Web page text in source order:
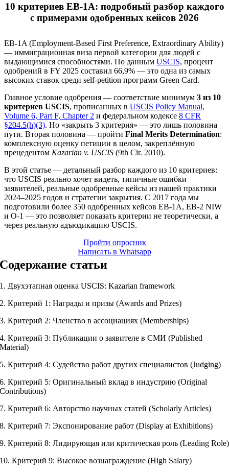
10 критериев EB-1A: подробный разбор каждого
с примерами одобренных кейсов 2026
EB-1A (Employment-Based First Preference, Extraordinary Ability)
— иммиграционная виза первой категории для людей с
выдающимися способностями. По данным USCIS, процент
одобрений в FY 2025 составил 66,9% — это одна из самых
высоких ставок среди self-petition программ Green Card.
Главное условие одобрения — соответствие минимум 3 из 10
критериев USCIS, прописанных в USCIS Policy Manual,
Volume 6, Part F, Chapter 2 и федеральном кодексе 8 CFR
§204.5(h)(3). Но «закрыть 3 критерия» — это лишь половина
пути. Вторая половина — пройти Final Merits Determination:
комплексную оценку петиции в целом, закреплённую
прецедентом Kazarian v. USCIS (9th Cir. 2010).
В этой статье — детальный разбор каждого из 10 критериев:
что USCIS реально хочет видеть, типичные ошибки
заявителей, реальные одобренные кейсы из нашей практики
2024–2025 годов и стратегии закрытия. С 2017 года мы
подготовили более 350 одобренных кейсов EB-1A, EB-2 NIW
и O-1 — это позволяет показать критерии не теоретически, а
через реальную адъюдикацию USCIS.
Пройти опросник
Написать в Whatsapp
Содержание статьи
1. Двухэтапная оценка USCIS: Kazarian framework
2. Критерий 1: Награды и призы (Awards and Prizes)
3. Критерий 2: Членство в ассоциациях (Memberships)
4. Критерий 3: Публикации о заявителе в СМИ (Published
Material)
5. Критерий 4: Судейство работ других специалистов (Judging)
6. Критерий 5: Оригинальный вклад в индустрию (Original
Contributions)
7. Критерий 6: Авторство научных статей (Scholarly Articles)
8. Критерий 7: Экспонирование работ (Display at Exhibitions)
9. Критерий 8: Лидирующая или критическая роль (Leading Role)
10. Критерий 9: Высокое вознаграждение (High Salary)